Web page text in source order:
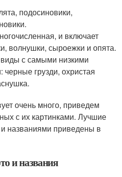
подосиновики,
и включает
волнушки, сыроежки и опята.
виды с самыми низкими
грузди, охристая
очень много, приведем
с их картинками. Лучшие
названиями приведены в
и названия